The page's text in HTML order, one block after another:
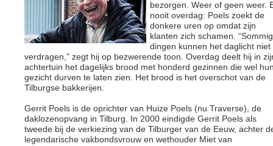
bezorgen. Weer of geen weer.
nooit overdag: Poels zoekt de
donkere uren op omdat zijn
klanten zich schamen.
dingen kunnen het daglicht niet
verdragen,” zegt hij op bezwerende toon. Overdag deelt hij in
achtertuin het dagelijks brood met honderd gezinnen die wel
gezicht durven te laten zien. Het brood is het overschot van de
Tilburgse bakkerijen.
Gerrit Poels is de oprichter van Huize Poels (nu Traverse), de
daklozenopvang in Tilburg. In 2000 eindigde Gerrit Poels als
tweede bij de verkiezing van de Tilburger van de Eeuw, achter
legendarische vakbondsvrouw en wethouder Miet van